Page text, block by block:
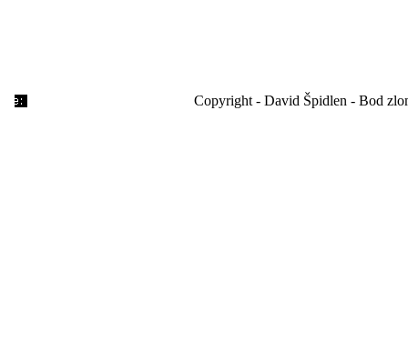
Copyright - David Špidlen - Bod